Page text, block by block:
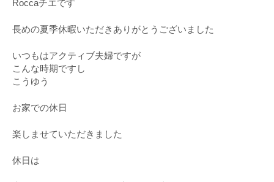
Roccaチエです
長めの夏季休暇いただきありがとうございました
いつもはアクティブ夫婦ですが
こんな時期ですし
こうゆう
お家での休日
楽しませていただきました
休日は